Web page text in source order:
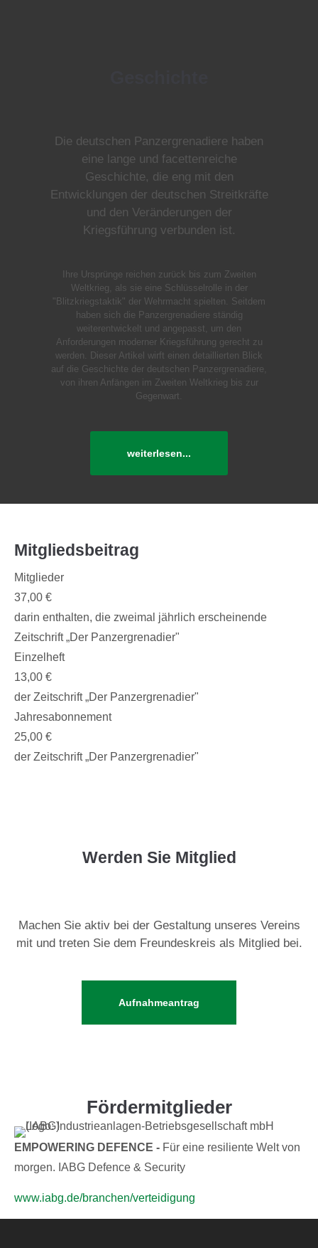
Die deutschen Panzergrenadiere haben
eine lange und facettenreiche
Geschichte, die eng mit den
Entwicklungen der deutschen Streitkräfte
und den Veränderungen der
Kriegsführung verbunden ist.
Ihre Ursprünge reichen zurück bis zum Zweiten
Weltkrieg, als sie eine Schlüsselrolle in der
"Blitzkriegstaktik" der Wehrmacht spielten. Seitdem
haben sich die Panzergrenadiere ständig
weiterentwickelt und angepasst, um den
Anforderungen moderner Kriegsführung gerecht zu
werden. Dieser Artikel wirft einen detaillierten Blick
auf die Geschichte der deutschen Panzergrenadiere,
von ihren Anfängen im Zweiten Weltkrieg bis zur
Gegenwart.
weiterlesen...
Mitgliedsbeitrag
Mitglieder
37,00 €
darin enthalten, die zweimal jährlich erscheinende
Zeitschrift „Der Panzergrenadier"
Einzelheft
13,00 €
der Zeitschrift „Der Panzergrenadier"
Jahresabonnement
25,00 €
der Zeitschrift „Der Panzergrenadier"
Werden Sie Mitglied
Machen Sie aktiv bei der Gestaltung unseres Vereins
mit und treten Sie dem Freundeskreis als Mitglied bei.
Aufnahmeantrag
Fördermitglieder
EMPOWERING DEFENCE - Für eine resiliente Welt von
morgen. IABG Defence & Security
www.iabg.de/branchen/verteidigung